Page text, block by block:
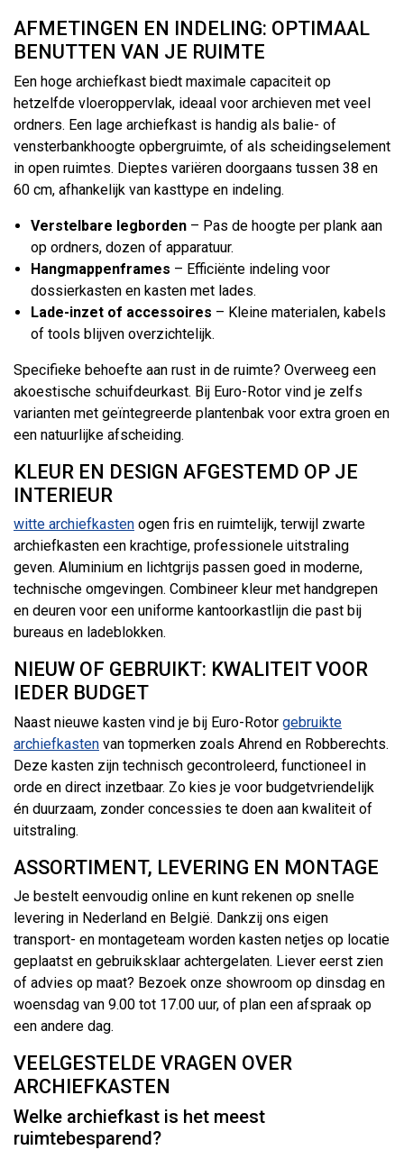
AFMETINGEN EN INDELING: OPTIMAAL
BENUTTEN VAN JE RUIMTE
Een hoge archiefkast biedt maximale capaciteit op
hetzelfde vloeroppervlak, ideaal voor archieven met veel
ordners. Een lage archiefkast is handig als balie- of
vensterbankhoogte opbergruimte, of als scheidingselement
in open ruimtes. Dieptes variëren doorgaans tussen 38 en
60 cm, afhankelijk van kasttype en indeling.
Verstelbare legborden – Pas de hoogte per plank aan
op ordners, dozen of apparatuur.
Hangmappenframes – Efficiënte indeling voor
dossierkasten en kasten met lades.
Lade-inzet of accessoires – Kleine materialen, kabels
of tools blijven overzichtelijk.
Specifieke behoefte aan rust in de ruimte? Overweeg een
akoestische schuifdeurkast. Bij Euro-Rotor vind je zelfs
varianten met geïntegreerde plantenbak voor extra groen en
een natuurlijke afscheiding.
KLEUR EN DESIGN AFGESTEMD OP JE
INTERIEUR
witte archiefkasten ogen fris en ruimtelijk, terwijl zwarte
archiefkasten een krachtige, professionele uitstraling
geven. Aluminium en lichtgrijs passen goed in moderne,
technische omgevingen. Combineer kleur met handgrepen
en deuren voor een uniforme kantoorkastlijn die past bij
bureaus en ladeblokken.
NIEUW OF GEBRUIKT: KWALITEIT VOOR
IEDER BUDGET
Naast nieuwe kasten vind je bij Euro-Rotor gebruikte
archiefkasten van topmerken zoals Ahrend en Robberechts.
Deze kasten zijn technisch gecontroleerd, functioneel in
orde en direct inzetbaar. Zo kies je voor budgetvriendelijk
én duurzaam, zonder concessies te doen aan kwaliteit of
uitstraling.
ASSORTIMENT, LEVERING EN MONTAGE
Je bestelt eenvoudig online en kunt rekenen op snelle
levering in Nederland en België. Dankzij ons eigen
transport- en montageteam worden kasten netjes op locatie
geplaatst en gebruiksklaar achtergelaten. Liever eerst zien
of advies op maat? Bezoek onze showroom op dinsdag en
woensdag van 9.00 tot 17.00 uur, of plan een afspraak op
een andere dag.
VEELGESTELDE VRAGEN OVER
ARCHIEFKASTEN
Welke archiefkast is het meest
ruimtebesparend?